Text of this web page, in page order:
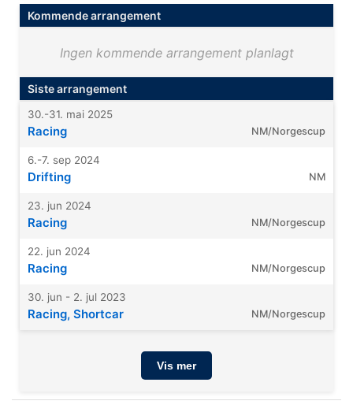
Kommende arrangement
Ingen kommende arrangement planlagt
Siste arrangement
30.-31. mai 2025
Racing NM/Norgescup
6.-7. sep 2024
Drifting NM
23. jun 2024
Racing NM/Norgescup
22. jun 2024
Racing NM/Norgescup
30. jun - 2. jul 2023
Racing, Shortcar NM/Norgescup
Vis mer